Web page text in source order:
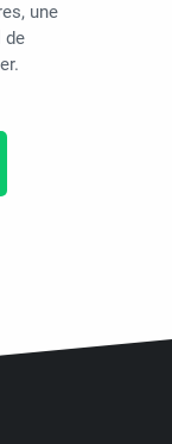
une
de